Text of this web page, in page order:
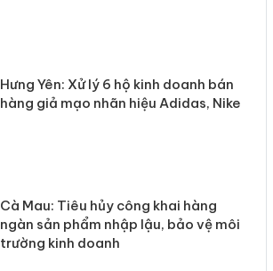
Hưng Yên: Xử lý 6 hộ kinh doanh bán
hàng giả mạo nhãn hiệu Adidas, Nike
Cà Mau: Tiêu hủy công khai hàng
ngàn sản phẩm nhập lậu, bảo vệ môi
trường kinh doanh